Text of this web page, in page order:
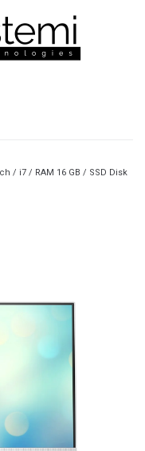
/ i7 / RAM 16 GB / SSD Disk